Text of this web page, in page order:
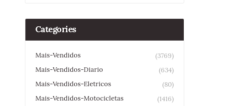
Categories
Mais-Vendidos
(3769)
Mais-Vendidos-Diario
(634)
Mais-Vendidos-Eletricos
(80)
Mais-Vendidos-Motocicletas
(1416)